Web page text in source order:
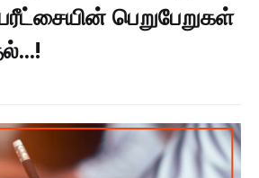
பெறுபேறுகள்